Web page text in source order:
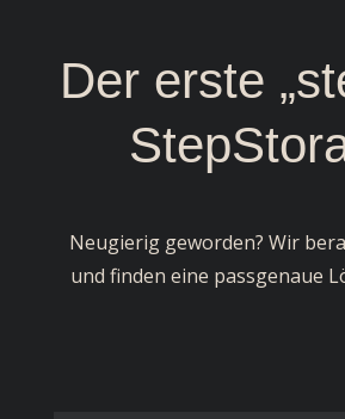
Der erste
Neugierig geworden? Wir
und finden eine passgenaue